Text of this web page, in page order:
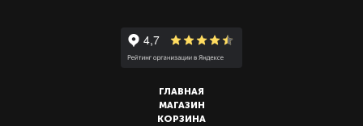
ГЛАВНАЯ
МАГАЗИН
КОРЗИНА